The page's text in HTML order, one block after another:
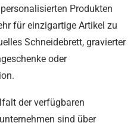
Produkten
für einzigartige Artikel zu
Schneidebrett, gravierter
oder
der verfügbaren
sind über